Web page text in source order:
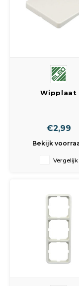
Wipplaat
€2,99
Bekijk
Vergelijk